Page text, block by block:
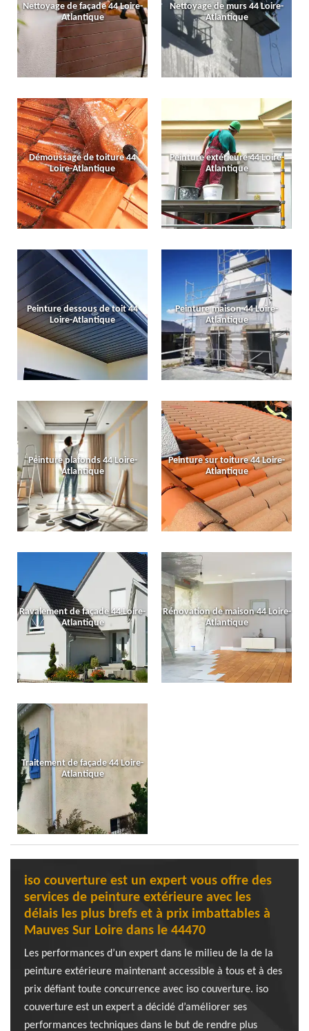
Nettoyage de façade 44 Loire-
Atlantique
Nettoyage de murs 44 Loire-
Atlantique
Démoussage de toiture 44
Loire-Atlantique
Peinture extérieure 44 Loire-
Atlantique
Peinture dessous de toit 44
Loire-Atlantique
Peinture maison 44 Loire-
Atlantique
Peinture plafonds 44 Loire-
Atlantique
Peinture sur toiture 44 Loire-
Atlantique
Ravalement de façade 44 Loire-
Atlantique
Rénovation de maison 44 Loire-
Atlantique
Traitement de façade 44 Loire-
Atlantique
iso couverture est un expert vous offre des
services de peinture extérieure avec les
délais les plus brefs et à prix imbattables à
Mauves Sur Loire dans le 44470
Les performances d’un expert dans le milieu de la de la
peinture extérieure maintenant accessible à tous et à des
prix défiant toute concurrence avec iso couverture. iso
couverture est un expert a décidé d’améliorer ses
performances techniques dans le but de rendre plus